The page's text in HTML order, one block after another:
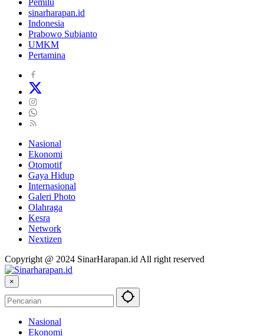
Pemilu
sinarharapan.id
Indonesia
Prabowo Subianto
UMKM
Pertamina
Nasional
Ekonomi
Otomotif
Gaya Hidup
Internasional
Galeri Photo
Olahraga
Kesra
Network
Nextizen
Copyright @ 2024 SinarHarapan.id All right reserved
×
Nasional
Ekonomi